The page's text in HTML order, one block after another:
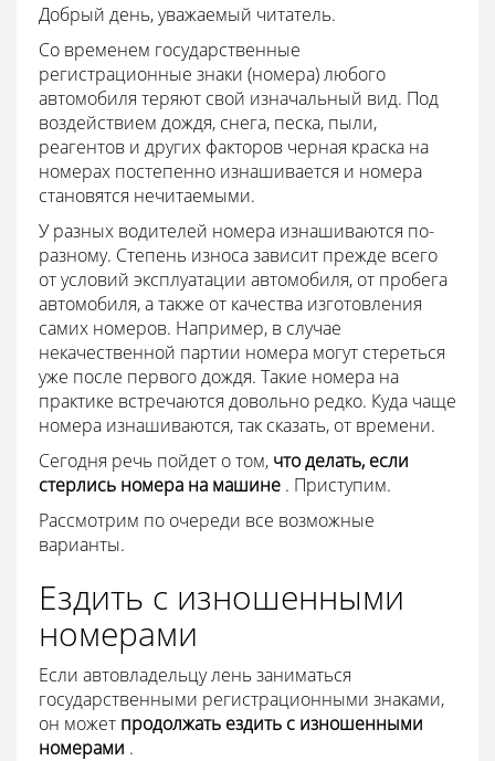
Добрый день, уважаемый читатель.
Со временем государственные
регистрационные знаки (номера) любого
автомобиля теряют свой изначальный вид. Под
воздействием дождя, снега, песка, пыли,
реагентов и других факторов черная краска на
номерах постепенно изнашивается и номера
становятся нечитаемыми.
У разных водителей номера изнашиваются по-
разному. Степень износа зависит прежде всего
от условий эксплуатации автомобиля, от пробега
автомобиля, а также от качества изготовления
самих номеров. Например, в случае
некачественной партии номера могут стереться
уже после первого дождя. Такие номера на
практике встречаются довольно редко. Куда чаще
номера изнашиваются, так сказать, от времени.
Сегодня речь пойдет о том, что делать, если
стерлись номера на машине . Приступим.
Рассмотрим по очереди все возможные
варианты.
Ездить с изношенными
номерами
Если автовладельцу лень заниматься
государственными регистрационными знаками,
он может продолжать ездить с изношенными
номерами .